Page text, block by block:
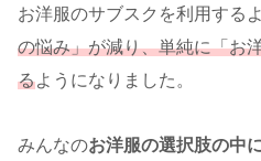
お洋服のサブスクを利用する
の悩み」が減り、単純に「お
るようになりました。
みんなのお洋服の選択肢の中